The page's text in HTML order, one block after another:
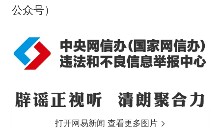
公众号）
打开网易新闻 查看更多图片